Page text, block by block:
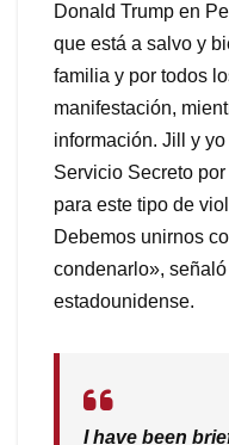
Donald Trump en
que está a salvo y
familia y por todos
manifestación,
información. Jill y
Servicio Secreto
para este tipo de
Debemos unirnos
condenarlo»,
estadounidense.
I have been